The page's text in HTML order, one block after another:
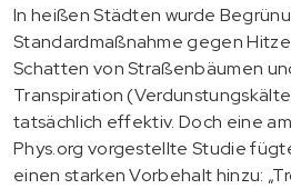
In heißen Städten wurde
Standardmaßnahme gegen
Schatten von Straßenbäumen
Transpiration
tatsächlich effektiv. Doch eine
Phys.org vorgestellte Studie
einen starken Vorbehalt hinzu: